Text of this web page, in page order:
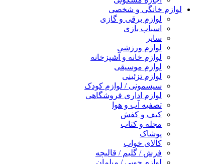
لوازم خانگی و شخصی
لوازم برقی و گازی
اسباب بازی
سایر
لوازم ورزشی
لوازم خانه و آشپزخانه
لوازم موسیقی
لوازم تزئینی
سیسمونی / لوازم کودک
لوازم اداری فروشگاهی
تصفیه آب و هوا
کیف و کفش
مجله و کتاب
پوشاک
کالای خواب
فرش / گلیم / قالیچه